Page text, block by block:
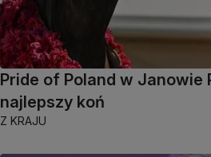
Pride of Poland w Janowie
najlepszy koń
Z KRAJU